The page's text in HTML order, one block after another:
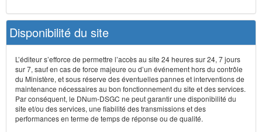
Disponibilité du site
L’éditeur s’efforce de permettre l’accès au site 24 heures sur 24, 7 jours
sur 7, sauf en cas de force majeure ou d’un événement hors du contrôle
du Ministère, et sous réserve des éventuelles pannes et interventions de
maintenance nécessaires au bon fonctionnement du site et des services.
Par conséquent, le DNum-DSGC ne peut garantir une disponibilité du
site et/ou des services, une fiabilité des transmissions et des
performances en terme de temps de réponse ou de qualité.